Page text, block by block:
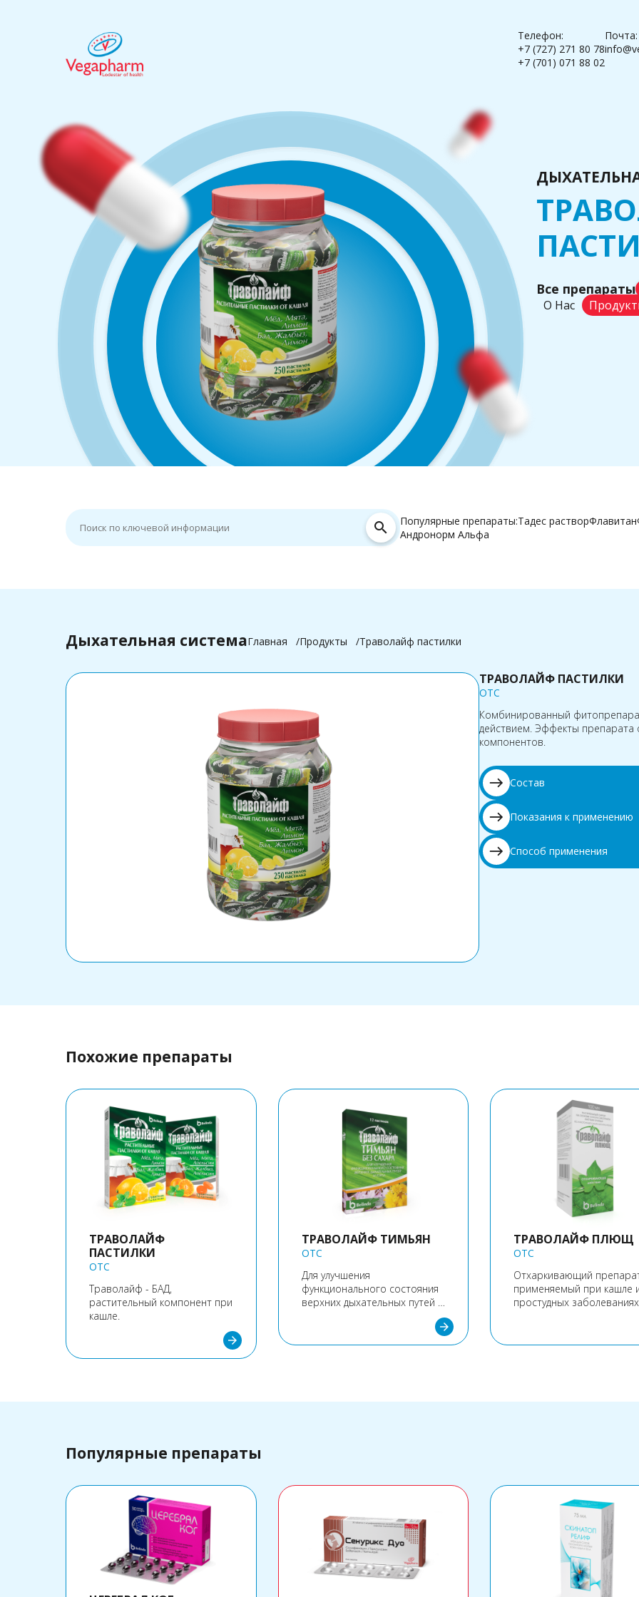
Телефон:
+7 (727) 271 80 78
+7 (701) 071 88 02
Почта:
Все препараты
О Нас
search Популярные препараты:Тадес растворФлавитан
Андронорм Альфа
Дыхательная системаГлавная Продукты Траволайф пастилки
ТРАВОЛАЙФ ПАСТИЛКИ
OTC
Комбинированный
действием. Эффекты препарата
компонентов.
east Состав
east Показания к применению
east Способ применения
Похожие препараты
ТРАВОЛАЙФ
ПАСТИЛКИ
OTC
Траволайф - БАД,
растительный компонент при
кашле.
arrow_forward
ТРАВОЛАЙФ ТИМЬЯН
OTC
Для улучшения
функционального состояния
верхних дыхательных путей и
arrow_forward
ТРАВОЛАЙФ ПЛЮЩ
OTC
Отхаркивающий
применяемый при кашле
простудных
Популярные препараты